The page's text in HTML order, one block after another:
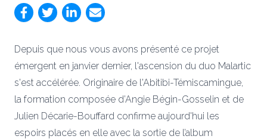
Depuis que nous vous avons présenté ce projet
émergent en janvier dernier, l'ascension du duo Malartic
s'est accélérée. Originaire de l'Abitibi-Témiscamingue,
la formation composée d’Angie Bégin-Gosselin et de
Julien Décarie-Bouffard confirme aujourd'hui les
espoirs placés en elle avec la sortie de l’album